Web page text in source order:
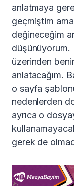
anlatmaya
geçmiştim
değineceğim
düşünüyorum.
üzerinden
anlatacağım.
o sayfa
nedenlerden
ayrıca o
gerek de